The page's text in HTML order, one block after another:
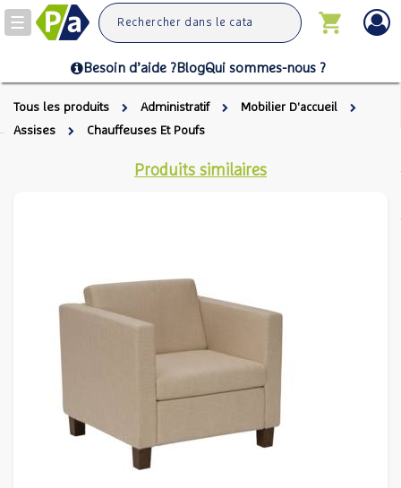
Toggle
navigation
Besoin d’aide ?BlogQui sommes-nous ?
Tous les produits Administratif
Mobilier D'accueil
Assises
Chauffeuses Et Poufs
Produits similaires